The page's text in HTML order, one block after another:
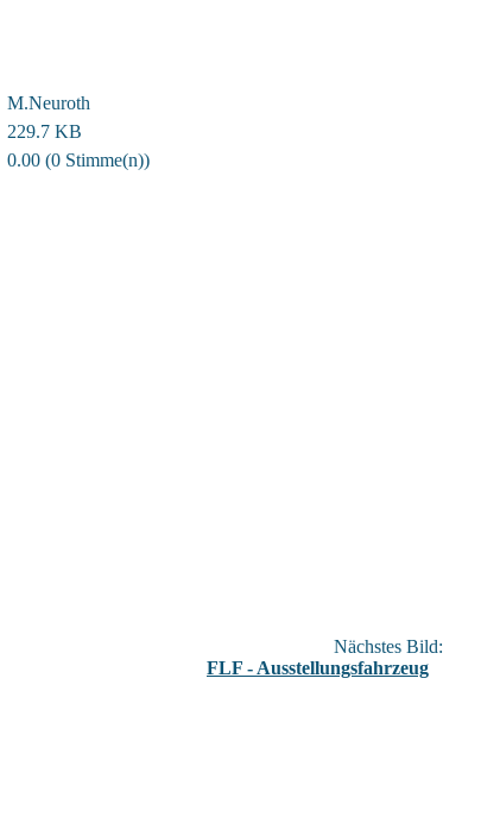
M.Neuroth
229.7 KB
0.00 (0 Stimme(n))
Nächstes Bild:
FLF - Ausstellungsfahrzeug